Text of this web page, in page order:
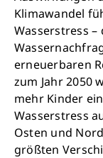
Klimawandel
Wasserstress
erneuerbaren
zum Jahr 2050
mehr Kinder
Wasserstress
Osten und
größten
Schon
sauberes
Sauberes
Krankheit,